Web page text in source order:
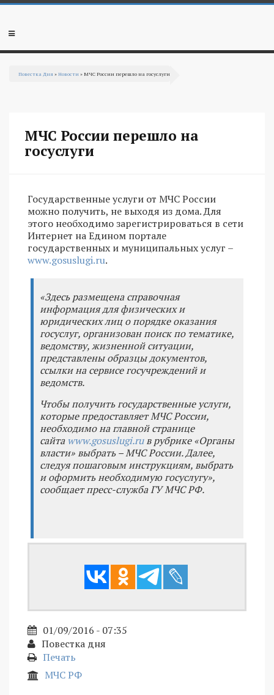
Перейти к основному содержанию
Мобильное
Повестка Дня »Новости » МЧС России перешло на госуслуги
МЧС России перешло на
госуслуги
Государственные услуги от МЧС России
можно получить, не выходя из дома. Для
этого необходимо зарегистрироваться в сети
Интернет на Едином портале
государственных и муниципальных услуг –
www.gosuslugi.ru.
«Здесь размещена справочная
информация для физических и
юридических лиц о порядке оказания
госуслуг, организован поиск по тематике,
ведомству, жизненной ситуации,
представлены образцы документов,
ссылки на сервисе госучреждений и
ведомств.
Чтобы получить государственные услуги,
которые предоставляет МЧС России,
необходимо на главной странице
сайта www.gosuslugi.ruв рубрике «Органы
власти» выбрать – МЧС России. Далее,
следуя пошаговым инструкциям, выбрать
и оформить необходимую госуслугу»,
сообщает пресс-служба ГУ МЧС РФ.
01/09/2016 - 07:35
Повестка дня
Печать
МЧС РФ